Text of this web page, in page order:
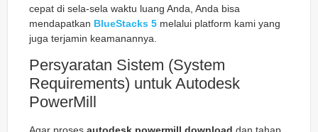
cepat di sela-sela waktu luang Anda, Anda bisa
mendapatkan BlueStacks 5 melalui platform kami yang
juga terjamin keamanannya.
Persyaratan Sistem (System
Requirements) untuk Autodesk
PowerMill